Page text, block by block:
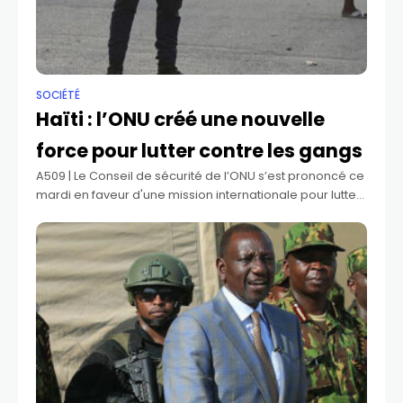
SOCIÉTÉ
Haïti : l’ONU créé une nouvelle
force pour lutter contre les gangs
A509 | Le Conseil de sécurité de l’ONU s’est prononcé ce
mardi en faveur d'une mission internationale pour lutter
voix pour,